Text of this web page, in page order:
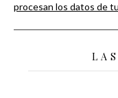
procesan los datos de